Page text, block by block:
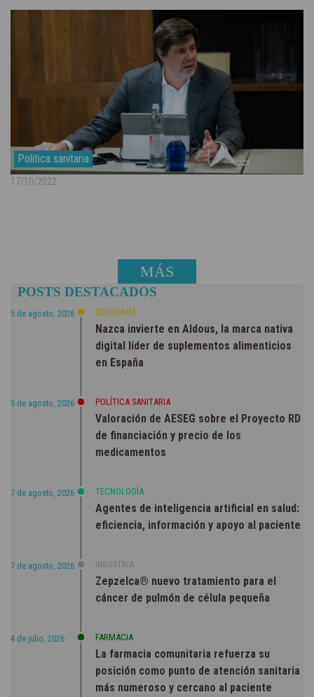
Política sanitaria
17/10/2022
MÁS
NOTICIAS
POSTS DESTACADOS
5 de agosto, 2026 ECONOMÍA
Nazca invierte en Aldous, la marca nativa
digital líder de suplementos alimenticios
en España
5 de agosto, 2026 POLÍTICA SANITARIA
Valoración de AESEG sobre el Proyecto RD
de financiación y precio de los
medicamentos
7 de agosto, 2026 TECNOLOGÍA
Agentes de inteligencia artificial en salud:
eficiencia, información y apoyo al paciente
7 de agosto, 2026 INDUSTRIA
Zepzelca® nuevo tratamiento para el
cáncer de pulmón de célula pequeña
4 de julio, 2026 FARMACIA
La farmacia comunitaria refuerza su
posición como punto de atención sanitaria
más numeroso y cercano al paciente